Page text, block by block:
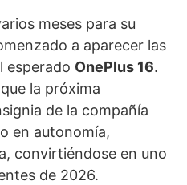
meses para su
a aparecer las
esperado OnePlus 16.
la próxima
de la compañía
en autonomía,
convirtiéndose en uno
de 2026.